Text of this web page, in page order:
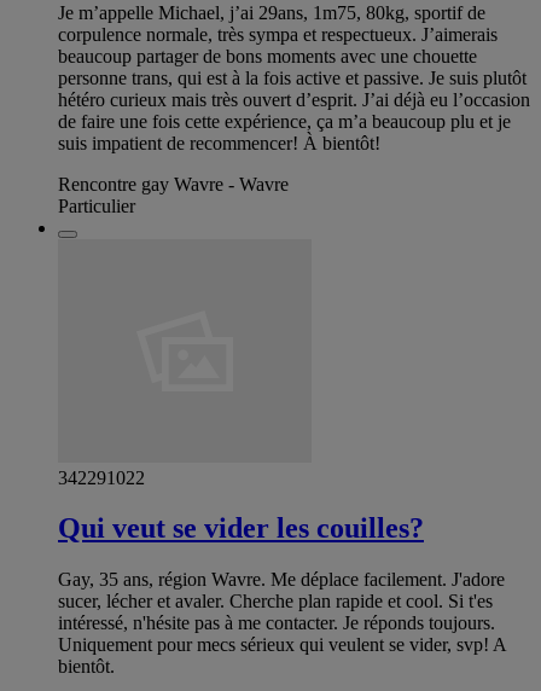
Je m’appelle Michael, j’ai 29ans, 1m75, 80kg, sportif de
corpulence normale, très sympa et respectueux. J’aimerais
beaucoup partager de bons moments avec une chouette
personne trans, qui est à la fois active et passive. Je suis plutôt
hétéro curieux mais très ouvert d’esprit. J’ai déjà eu l’occasion
de faire une fois cette expérience, ça m’a beaucoup plu et je
suis impatient de recommencer! À bientôt!
Rencontre gay Wavre - Wavre
Particulier
342291022
Qui veut se vider les couilles?
Gay, 35 ans, région Wavre. Me déplace facilement. J'adore
sucer, lécher et avaler. Cherche plan rapide et cool. Si t'es
intéressé, n'hésite pas à me contacter. Je réponds toujours.
Uniquement pour mecs sérieux qui veulent se vider, svp! A
bientôt.